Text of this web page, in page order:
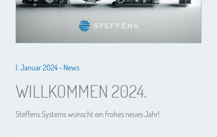
1. Januar 2024 - News
WILLKOMMEN 2024.
Steffens Systems wünscht ein frohes neues Jahr!